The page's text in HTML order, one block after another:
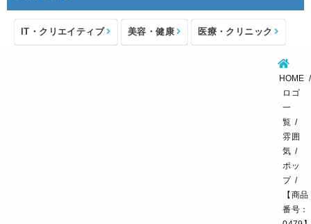
IT・クリエイティブ 美容・健康 医療・クリニック
HOME
ロゴ
一
覧
雰囲
気
ポッ
プ
【商品
番号：